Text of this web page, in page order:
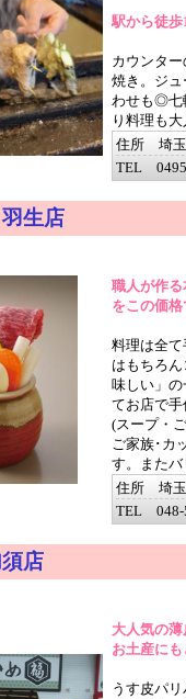
駅から徒
カウンタ
焼き。ジ
わせも◎七
り料理も
住所 埼玉
TEL
生店
職人が作
をこの価格
料理は全
はもちろ
味しい」
てお店で
(スープ・
ご家族･カ
す。またバ
住所 埼玉
TEL 048-
店
大人気の薄
お土産に
うす皮パ